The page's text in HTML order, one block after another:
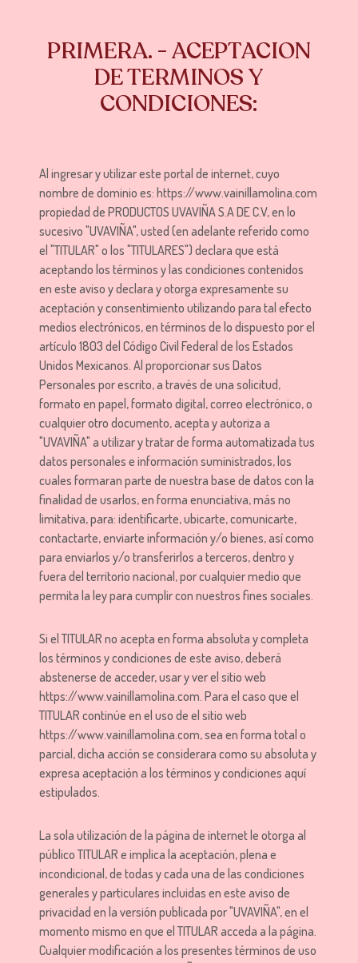
PRIMERA. - ACEPTACION
DE TERMINOS Y
CONDICIONES:
Al ingresar y utilizar este portal de internet, cuyo
nombre de dominio es: https://www.vainillamolina.com
propiedad de PRODUCTOS UVAVIÑA S.A DE C.V, en lo
sucesivo "UVAVIÑA", usted (en adelante referido como
el "TITULAR" o los "TITULARES") declara que está
aceptando los términos y las condiciones contenidos
en este aviso y declara y otorga expresamente su
aceptación y consentimiento utilizando para tal efecto
medios electrónicos, en términos de lo dispuesto por el
artículo 1803 del Código Civil Federal de los Estados
Unidos Mexicanos. Al proporcionar sus Datos
Personales por escrito, a través de una solicitud,
formato en papel, formato digital, correo electrónico, o
cualquier otro documento, acepta y autoriza a
"UVAVIÑA" a utilizar y tratar de forma automatizada tus
datos personales e información suministrados, los
cuales formaran parte de nuestra base de datos con la
finalidad de usarlos, en forma enunciativa, más no
limitativa, para: identificarte, ubicarte, comunicarte,
contactarte, enviarte información y/o bienes, así como
para enviarlos y/o transferirlos a terceros, dentro y
fuera del territorio nacional, por cualquier medio que
permita la ley para cumplir con nuestros fines sociales.
Si el TITULAR no acepta en forma absoluta y completa
los términos y condiciones de este aviso, deberá
abstenerse de acceder, usar y ver el sitio web
https://www.vainillamolina.com. Para el caso que el
TITULAR continúe en el uso de el sitio web
https://www.vainillamolina.com, sea en forma total o
parcial, dicha acción se considerara como su absoluta y
expresa aceptación a los términos y condiciones aquí
estipulados.
La sola utilización de la página de internet le otorga al
público TITULAR e implica la aceptación, plena e
incondicional, de todas y cada una de las condiciones
generales y particulares incluidas en este aviso de
privacidad en la versión publicada por "UVAVIÑA", en el
momento mismo en que el TITULAR acceda a la página.
Cualquier modificación a los presentes términos de uso